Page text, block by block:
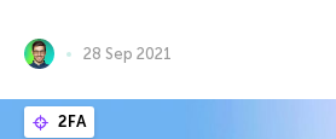
28 Sep 2021
2FA